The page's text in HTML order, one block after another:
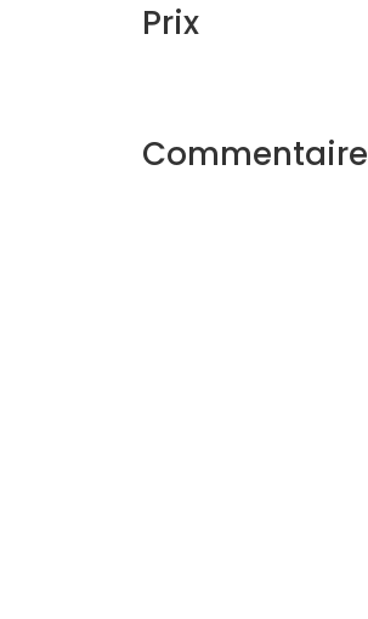
Prix
Commentaire